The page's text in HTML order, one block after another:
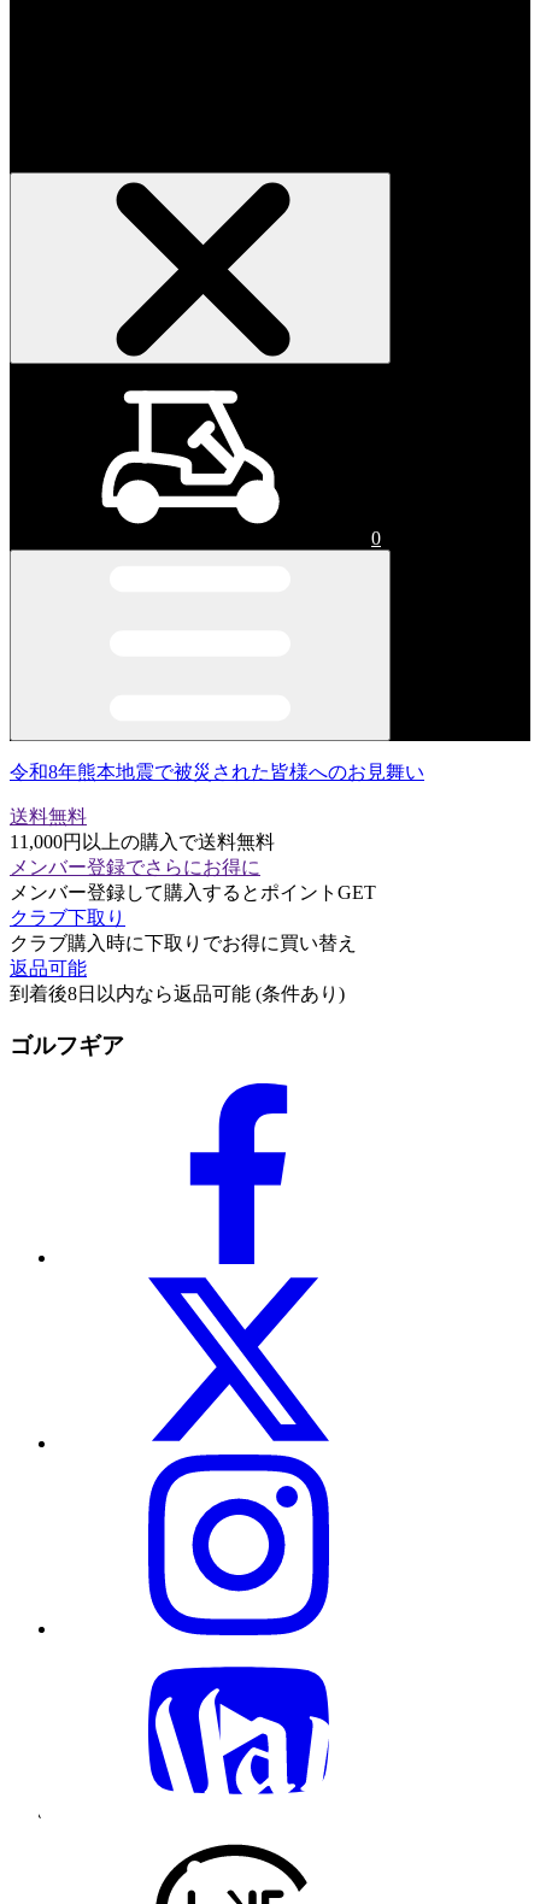
0
令和8年熊本地震で被災された皆様へのお見舞い
送料無料
11,000円以上の購入で送料無料
メンバー登録でさらにお得に
メンバー登録して購入するとポイントGET
クラブ下取り
クラブ購入時に下取りでお得に買い替え
返品可能
到着後8日以内なら返品可能 (条件あり)
ゴルフギア